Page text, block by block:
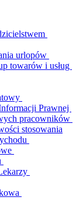
urlopów
towarów i usług
Prawnej
pracowników
stosowania